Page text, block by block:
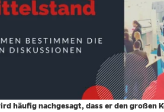
häufig nachgesagt, dass er den großen